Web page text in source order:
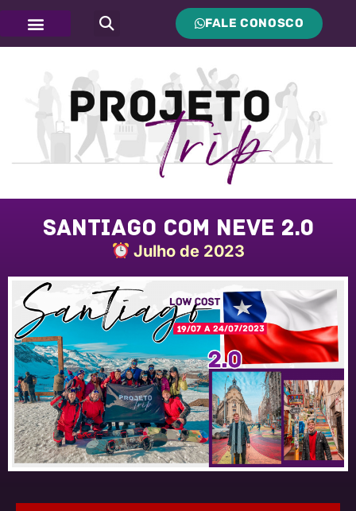
FALE CONOSCO
Santiago com Neve 2.0
Julho de 2023